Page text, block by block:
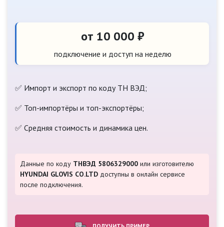
от 10 000 ₽
подключение и доступ на неделю
✅ Импорт и экспорт по коду ТН ВЭД;
✅ Топ-импортёры и топ-экспортёры;
✅ Средняя стоимость и динамика цен.
Данные по коду ТНВЭД 5806329000 или изготовителю
HYUNDAI GLOVIS CO.LTD доступны в онлайн сервисе
после подключения.